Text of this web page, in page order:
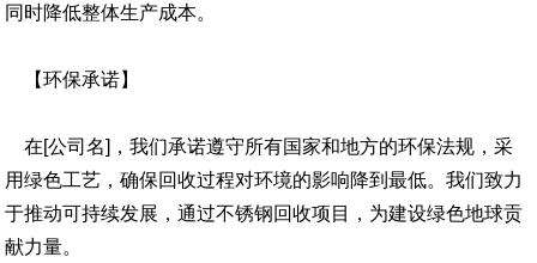
同时降低整体生产成本。
【环保承诺】
在[公司名]，我们承诺遵守所有国家和地方的环保法规，采
用绿色工艺，确保回收过程对环境的影响降到最低。我们致力
于推动可持续发展，通过不锈钢回收项目，为建设绿色地球贡
献力量。